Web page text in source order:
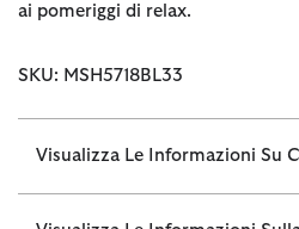
ai pomeriggi di relax.
SKU: MSH5718BL33
Visualizza Le Informazioni Su